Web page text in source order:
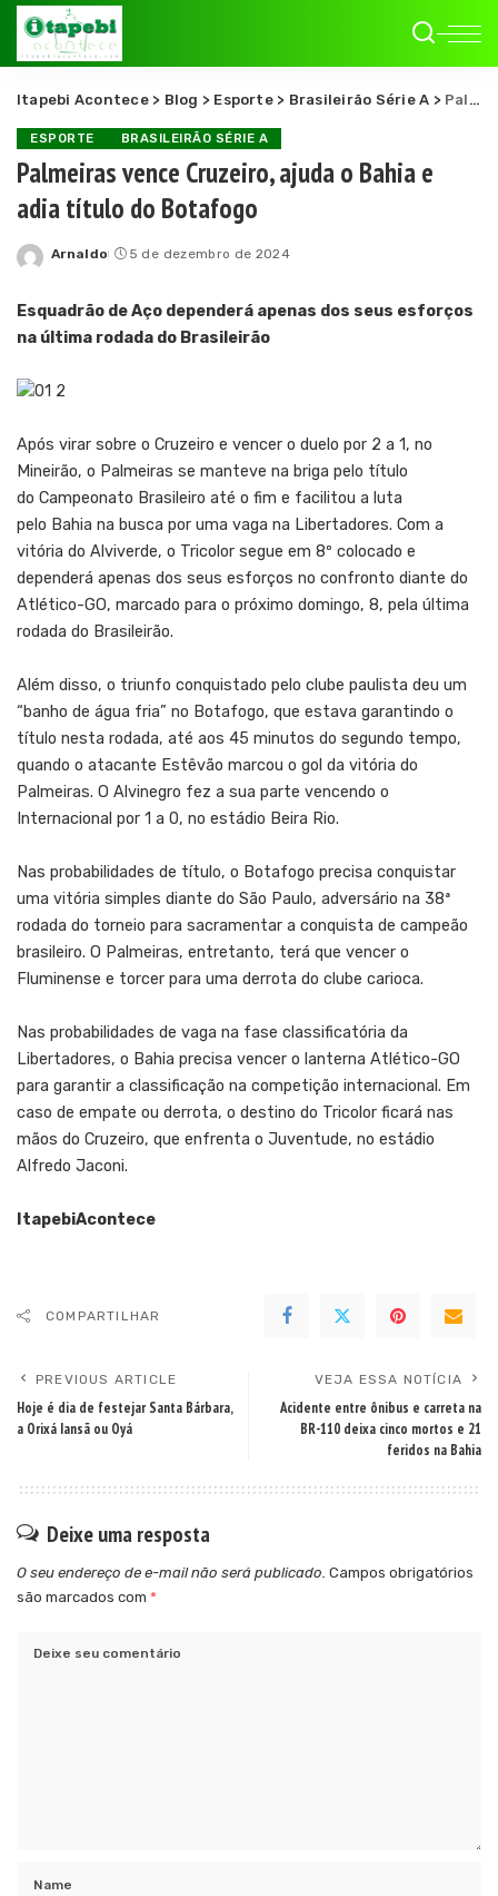
Itapebi Acontece> Blog > Esporte> Brasileirão Série A > Palmeiras vence Cruzeiro, ajuda o Bahia e adia título do Botafogo
ESPORTE BRASILEIRÃO SÉRIE A
Palmeiras vence Cruzeiro, ajuda o Bahia e
adia título do Botafogo
Posted
Arnaldo 5 de dezembro de 2024
Esquadrão de Aço dependerá apenas dos seus esforços
na última rodada do Brasileirão
Após virar sobre o Cruzeiro e vencer o duelo por 2 a 1, no
Mineirão, o Palmeiras se manteve na briga pelo título
do Campeonato Brasileiro até o fim e facilitou a luta
pelo Bahia na busca por uma vaga na Libertadores. Com a
vitória do Alviverde, o Tricolor segue em 8º colocado e
dependerá apenas dos seus esforços no confronto diante do
Atlético-GO, marcado para o próximo domingo, 8, pela última
rodada do Brasileirão.
Além disso, o triunfo conquistado pelo clube paulista deu um
“banho de água fria” no Botafogo, que estava garantindo o
título nesta rodada, até aos 45 minutos do segundo tempo,
quando o atacante Estêvão marcou o gol da vitória do
Palmeiras. O Alvinegro fez a sua parte vencendo o
Internacional por 1 a 0, no estádio Beira Rio.
Nas probabilidades de título, o Botafogo precisa conquistar
uma vitória simples diante do São Paulo, adversário na 38ª
rodada do torneio para sacramentar a conquista de campeão
brasileiro. O Palmeiras, entretanto, terá que vencer o
Fluminense e torcer para uma derrota do clube carioca.
Nas probabilidades de vaga na fase classificatória da
Libertadores, o Bahia precisa vencer o lanterna Atlético-GO
para garantir a classificação na competição internacional. Em
caso de empate ou derrota, o destino do Tricolor ficará nas
mãos do Cruzeiro, que enfrenta o Juventude, no estádio
Alfredo Jaconi.
ItapebiAcontece
COMPARTILHAR
PREVIOUS ARTICLE
Hoje é dia de festejar Santa Bárbara,
a Orixá Iansã ou Oyá
VEJA ESSA NOTÍCIA
Acidente entre ônibus e carreta na
BR-110 deixa cinco mortos e 21
feridos na Bahia
Deixe uma resposta
O seu endereço de e-mail não será publicado. Campos obrigatórios
são marcados com *